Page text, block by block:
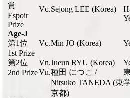
賞
Espoir
Prize
Vc.Sejong LEE (Korea)
Age-J
第1位
1st Prize
Vc.Min JO (Korea)
第2位
2nd Prize
Vn.Jueun RYU (Korea)
Vn.種田 につこ /
Nitsuko TANEDA (東
京都)